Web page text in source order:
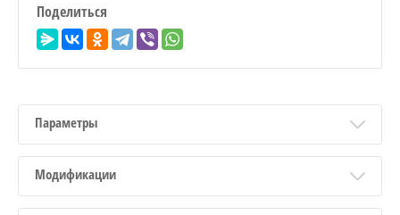
Поделиться
Параметры
Модификации